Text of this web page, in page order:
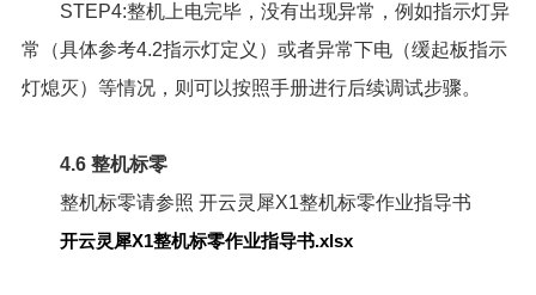
STEP4:整机上电完毕，没有出现异常，例如指示灯异
常（具体参考4.2指示灯定义）或者异常下电（缓起板指示
灯熄灭）等情况，则可以按照手册进行后续调试步骤。
4.6 整机标零
整机标零请参照 开云灵犀X1整机标零作业指导书
开云灵犀X1整机标零作业指导书.xlsx